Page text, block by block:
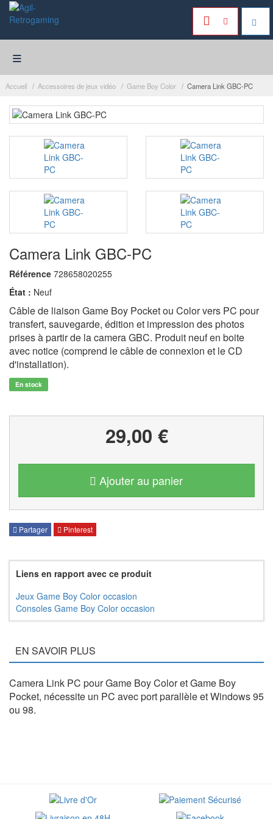
≡
Accueil Accessoires de jeux vidéo Game Boy Color Camera Link GBC-PC
Camera Link GBC-PC
Référence 728658020255
État : Neuf
Câble de liaison Game Boy Pocket ou Color vers PC pour
transfert, sauvegarde, édition et impression des photos
prises à partir de la camera GBC. Produit neuf en boite
avec notice (comprend le câble de connexion et le CD
d'installation).
En stock
29,00 €
Ajouter au panier
Partager Pinterest
Liens en rapport avec ce produit
Jeux Game Boy Color occasion
Consoles Game Boy Color occasion
EN SAVOIR PLUS
Camera Link PC pour Game Boy Color et Game Boy
Pocket, nécessite un PC avec port parallèle et Windows 95
ou 98.